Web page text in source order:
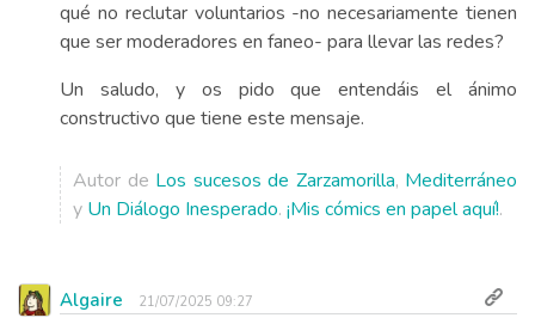
qué no reclutar voluntarios -no necesariamente tienen
que ser moderadores en faneo- para llevar las redes?
Un saludo, y os pido que entendáis el ánimo
constructivo que tiene este mensaje.
Autor de Los sucesos de Zarzamorilla, Mediterráneo
y Un Diálogo Inesperado. ¡Mis cómics en papel aquí!.
Algaire 21/07/2025 09:27